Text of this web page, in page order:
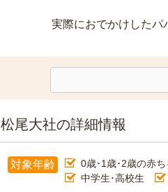
実際におでかけしたパ
松尾大社の詳細情報
対象年齢 0歳･1歳･2歳の赤
中学生･高校生